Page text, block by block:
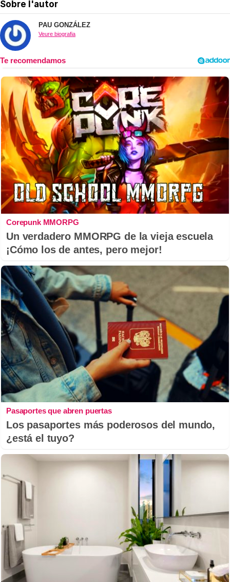
Sobre l'autor
PAU GONZÁLEZ
Veure biografia
Corepunk MMORPG
Un verdadero MMORPG de la vieja escuela
¡Cómo los de antes, pero mejor!
Pasaportes que abren puertas
Los pasaportes más poderosos del mundo,
¿está el tuyo?